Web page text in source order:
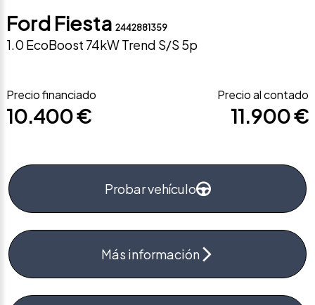
Ford Fiesta 2442881359
1.0 EcoBoost 74kW Trend S/S 5p
Precio financiado
10.400 €
Precio al contado
11.900 €
Probar vehículo
Más información